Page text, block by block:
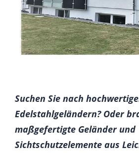
Suchen Sie nach
Edelstahlgeländern? Oder
maßgefertigte Geländer und
Sichtschutzelemente aus